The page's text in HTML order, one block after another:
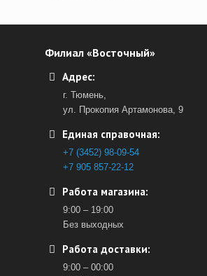
Филиал «Восточный»
Адрес:
г. Тюмень,
ул. Прокопия Артамонова, 9
Единая справочная:
+7 (3452) 98-09-54
+7 905 857-22-12
Работа магазина:
9:00 – 19:00
Без выходных
Работа доставки:
9:00 – 00:00